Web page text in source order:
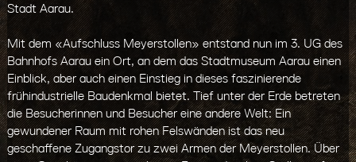
Stadt Aarau.
Mit dem «Aufschluss Meyerstollen» entstand nun im 3. UG des
Bahnhofs Aarau ein Ort, an dem das Stadtmuseum Aarau einen
Einblick, aber auch einen Einstieg in dieses faszinierende
frühindustrielle Baudenkmal bietet. Tief unter der Erde betreten
die Besucherinnen und Besucher eine andere Welt: Ein
gewundener Raum mit rohen Felswänden ist das neu
geschaffene Zugangstor zu zwei Armen der Meyerstollen. Über